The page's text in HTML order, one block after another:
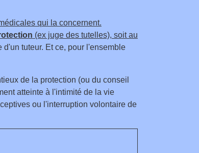
qui la concernent.
(ex juge des tutelles), soit au
d'un tuteur. Et ce, pour l'ensemble
de la protection (ou du conseil
atteinte à l'intimité de la vie
ou l'interruption volontaire de